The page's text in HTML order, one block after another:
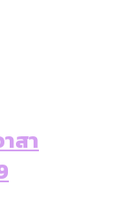
กรุงเทพฯ –
แก้ปัญหาให้คน
ไปทิ้งที่
4 ปี (2566-
ติ ลงเขตไหน
รวจ Hate
อ AI ในช่วง
ฯ ผ่าน
ะ 64 จังหวัดที่
ายุ [ข้อมูลดิบ]
ฯ 2568
สา